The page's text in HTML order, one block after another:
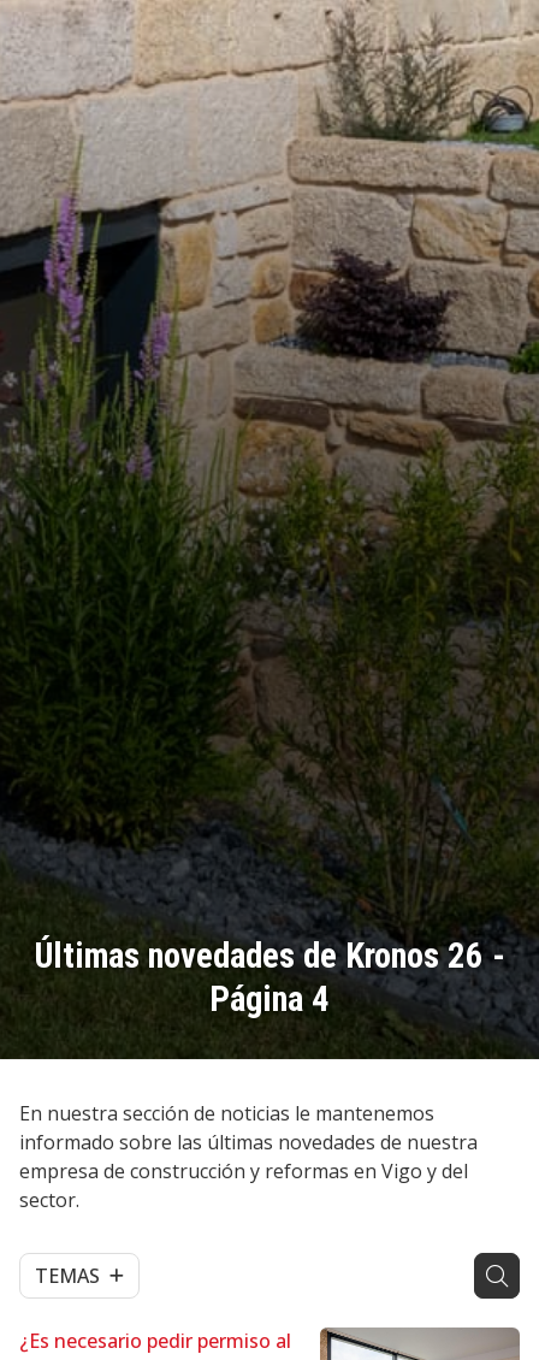
Últimas novedades de Kronos 26 -
Página 4
En nuestra sección de noticias le mantenemos
informado sobre las últimas novedades de nuestra
empresa de construcción y reformas en Vigo y del
sector.
TEMAS
¿Es necesario pedir permiso al